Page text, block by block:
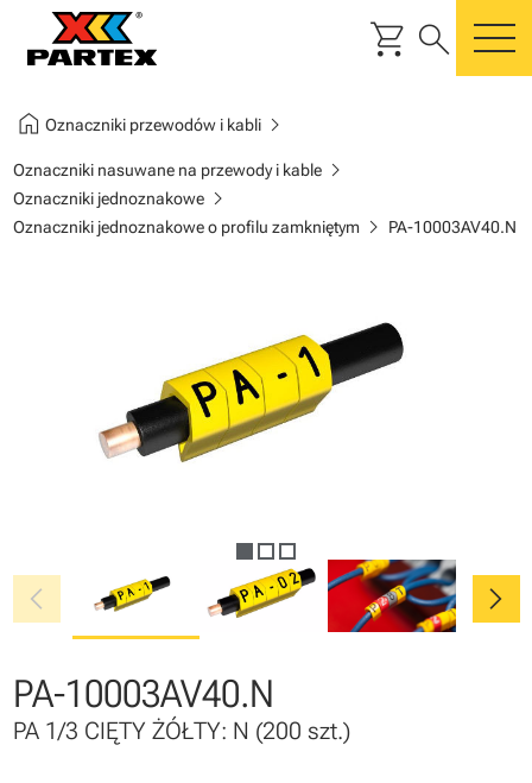
shopping_cart search
home Oznaczniki przewodów i kablichevron_right
Oznaczniki nasuwane na przewody i kablechevron_right
Oznaczniki jednoznakowechevron_right
Oznaczniki jednoznakowe o profilu zamkniętym chevron_right PA-10003AV40.N
chevron_left chevron_right
PA-10003AV40.N
PA 1/3 CIĘTY ŻÓŁTY: N (200 szt.)